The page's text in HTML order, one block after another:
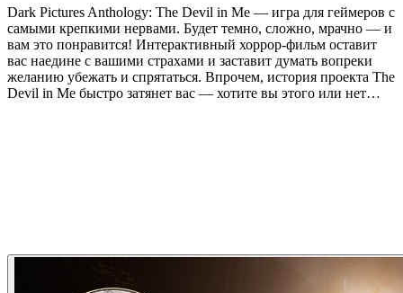
Dark Pictures Anthology: The Devil in Me — игра для геймеров с
самыми крепкими нервами. Будет темно, сложно, мрачно — и
вам это понравится! Интерактивный хоррор-фильм оставит
вас наедине с вашими страхами и заставит думать вопреки
желанию убежать и спрятаться. Впрочем, история проекта The
Devil in Me быстро затянет вас — хотите вы этого или нет…